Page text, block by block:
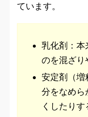
ています。
乳化剤：本
のを混ざり
安定剤（増
分をなめら
くしたりす